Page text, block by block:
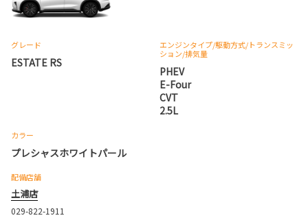
グレード
ESTATE RS
エンジンタイプ/駆動方式/トランスミッ
ション/排気量
PHEV
E-Four
CVT
2.5L
カラー
プレシャスホワイトパール
配備店舗
土浦店
029-822-1911